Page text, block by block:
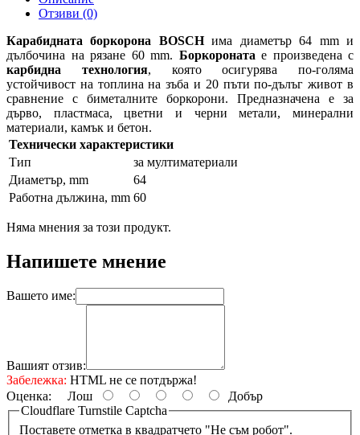
Отзиви (0)
Карабидната боркорона BOSCH има диаметър 64 mm и
дълбочина на рязане 60 mm. Боркороната е произведена с
карбидна технология, която осигурява по-голяма
устойчивост на топлина на зъба и 20 пъти по-дълъг живот в
сравнение с биметалните боркорони. Предназначена е за
дърво, пластмаса, цветни и черни метали, минерални
материали, камък и бетон.
Технически характеристики
Тип
за мултиматериали
Диаметър, mm
64
Работна дължина, mm 60
Няма мнения за този продукт.
Напишете мнение
Вашето име:
Вашият отзив:
Забележка: HTML не се потдържа!
Оценка: Лош
Добър
Cloudflare Turnstile Captcha
Поставете отметка в квадратчето "Не съм робот".